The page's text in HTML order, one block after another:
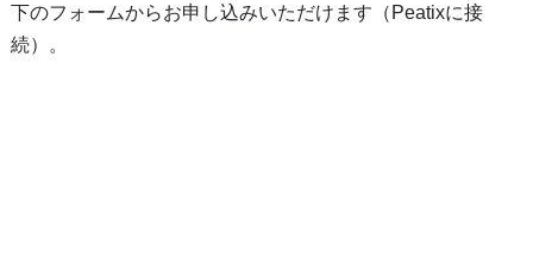
下のフォームからお申し込みいただけます（Peatixに接
続）。